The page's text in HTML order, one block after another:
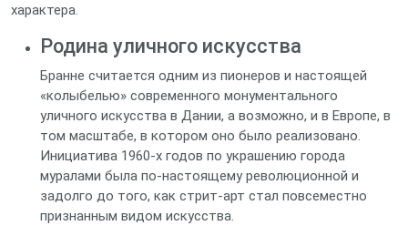
характера.
Родина уличного искусства
Бранне считается одним из пионеров и настоящей
«колыбелью» современного монументального
уличного искусства в Дании, а возможно, и в Европе, в
том масштабе, в котором оно было реализовано.
Инициатива 1960-х годов по украшению города
муралами была по-настоящему революционной и
задолго до того, как стрит-арт стал повсеместно
признанным видом искусства.